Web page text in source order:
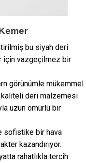
bu siyah deri
için vazgeçilmez bir
görünümle mükemmel
kaliteli deri malzemesi
uzun ömürlü bir
sofistike bir hava
kazandırıyor.
rahatlıkla tercih